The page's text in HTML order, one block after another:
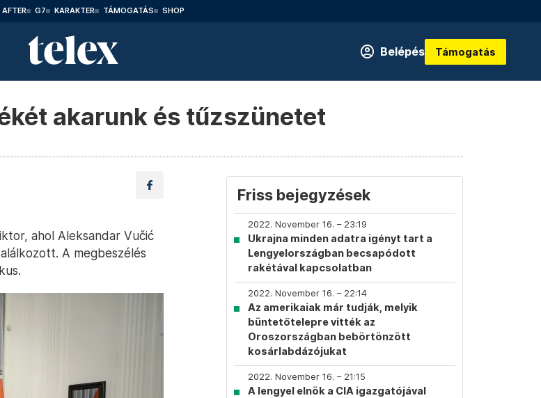
AFTER G7 KARAKTER TÁMOGATÁS SHOP
Belépés Támogatás
akarunk és tűzszünetet
ahol Aleksandar Vučić
A megbeszélés
Friss bejegyzések
2022. November 16. – 23:19
Ukrajna minden adatra igényt tart a
Lengyelországban becsapódott
rakétával kapcsolatban
2022. November 16. – 22:14
Az amerikaiak már tudják, melyik
büntetőtelepre vitték az
Oroszországban bebörtönzött
kosárlabdázójukat
2022. November 16. – 21:15
A lengyel elnök a CIA igazgatójával